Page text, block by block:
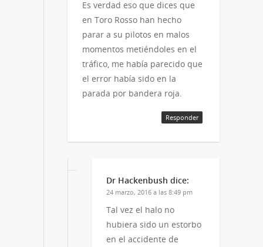
Es verdad eso que dices que
en Toro Rosso han hecho
parar a su pilotos en malos
momentos metiéndoles en el
tráfico, me había parecido que
el error había sido en la
parada por bandera roja.
Responder
Dr Hackenbush dice:
24 marzo, 2016 a las 8:49 pm
Tal vez el halo no
hubiera sido un estorbo
en el accidente de